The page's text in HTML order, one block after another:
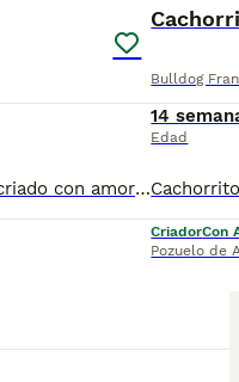
Cachorrito de Bulldog Francés, criado con amor desde sus primeros días, socializado en casa y preparado para integrarse a su próximo hogar con alegría y equilibrio. Nuestra forma de criar: Ambiente fa
Bulldog
14
Edad
CriadorCon
Pozuelo de